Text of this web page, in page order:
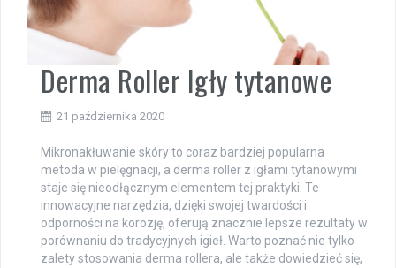
Derma Roller Igły tytanowe
21 października 2020
Mikronakłuwanie skóry to coraz bardziej popularna
metoda w pielęgnacji, a derma roller z igłami tytanowymi
staje się nieodłącznym elementem tej praktyki. Te
innowacyjne narzędzia, dzięki swojej twardości i
odporności na korozję, oferują znacznie lepsze rezultaty w
porównaniu do tradycyjnych igieł. Warto poznać nie tylko
zalety stosowania derma rollera, ale także dowiedzieć się,